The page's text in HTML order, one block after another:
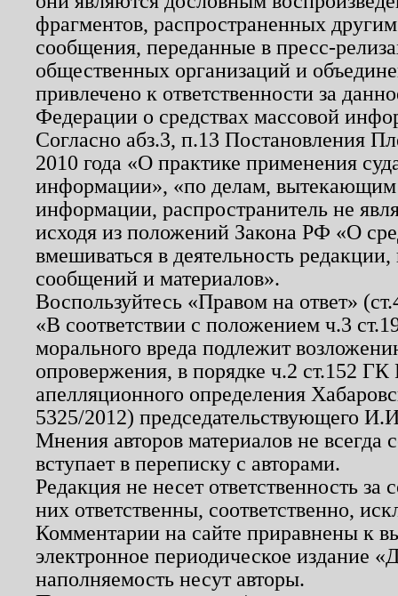
фрагментов, распространенных
сообщения, переданные в пресс-
общественных организаций и
привлечено к ответственности за
Федерации о средствах массовой
Согласно абз.3, п.13 Постановления
2010 года «О практике применения
информации», «по делам, вытекающим
информации, распространитель не
исходя из положений Закона РФ «О
вмешиваться в деятельность
сообщений и материалов».
Воспользуйтесь «Правом на ответ»
«В соответствии с положением ч.3
морального вреда подлежит
опровержения, в порядке ч.2 ст.152
апелляционного определения
5325/2012) председательствующего
Мнения авторов материалов не
вступает в переписку с авторами.
Редакция не несет ответственность
них ответственны, соответственно,
Комментарии на сайте приравнены к
электронное периодическое издание
наполняемость несут авторы.